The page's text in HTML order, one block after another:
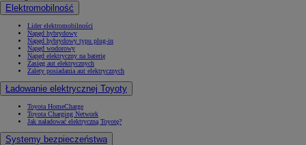
Elektromobilność
Lider elektromobilności
Napęd hybrydowy
Napęd hybrydowy typu plug-in
Napęd wodorowy
Napęd elektryczny na baterię
Zasięg aut elektrycznych
Zalety posiadania aut elektrycznych
Ładowanie elektrycznej Toyoty
Toyota HomeCharge
Toyota Charging Network
Jak naładować elektryczną Toyotę?
Systemy bezpieczeństwa